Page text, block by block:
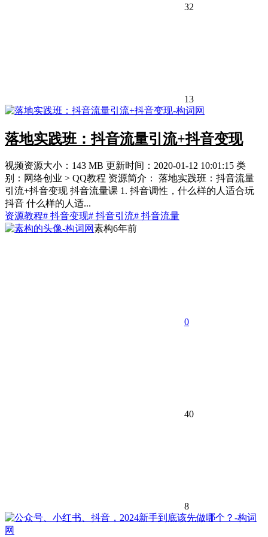
32
13
落地实践班：抖音流量引流+抖音变现
视频资源大小：143 MB 更新时间：2020-01-12 10:01:15 类
别：网络创业 > QQ教程 资源简介： 落地实践班：抖音流量
引流+抖音变现 抖音流量课 1. 抖音调性，什么样的人适合玩
抖音 什么样的人适...
资源教程# 抖音变现# 抖音引流# 抖音流量
素构6年前
0
40
8